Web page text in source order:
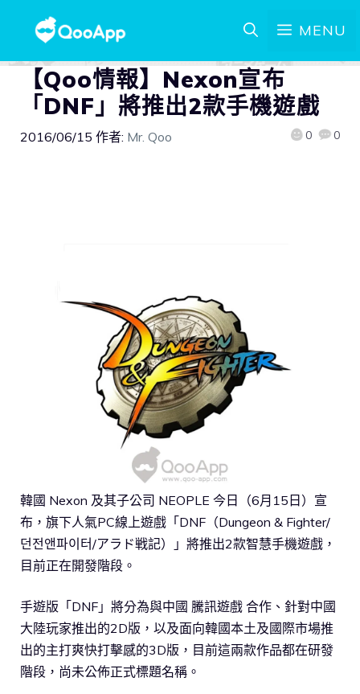
MENU
【Qoo情報】Nexon宣布
「DNF」將推出2款手機遊戲
2016/06/15 作者: Mr. Qoo 0 0
韓國 Nexon 及其子公司 NEOPLE 今日（6月15日）宣
布，旗下人氣PC線上遊戲「DNF（Dungeon & Fighter/
던전앤파이터/アラド戦記）」將推出2款智慧手機遊戲，
目前正在開發階段。
手遊版「DNF」將分為與中國 騰訊遊戲 合作、針對中國
大陸玩家推出的2D版，以及面向韓國本土及國際市場推
出的主打爽快打擊感的3D版，目前這兩款作品都在研發
階段，尚未公佈正式標題名稱。